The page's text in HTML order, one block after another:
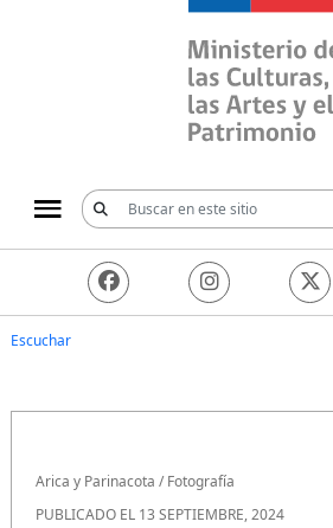
Ministerio de
Escuchar
Arica y Parinacota /Fotografía
PUBLICADO EL 13 SEPTIEMBRE, 2024